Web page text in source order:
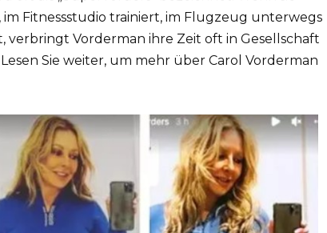
Fitnessstudio trainiert, im Flugzeug unterwegs
verbringt Vorderman ihre Zeit oft in Gesellschaft
Sie weiter, um mehr über Carol Vorderman